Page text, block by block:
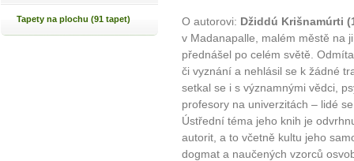
Tapety na plochu (91 tapet) O autorovi: Džiddú Krišnamúrti
v Madanapalle, malém městě na
přednášel po celém světě.
či vyznání a nehlásil se k žádné
setkal se i s významnými vědci,
profesory na univerzitách – lidé
Ústřední téma jeho knih je
autorit, a to včetně kultu jeho
dogmat a naučených vzorců